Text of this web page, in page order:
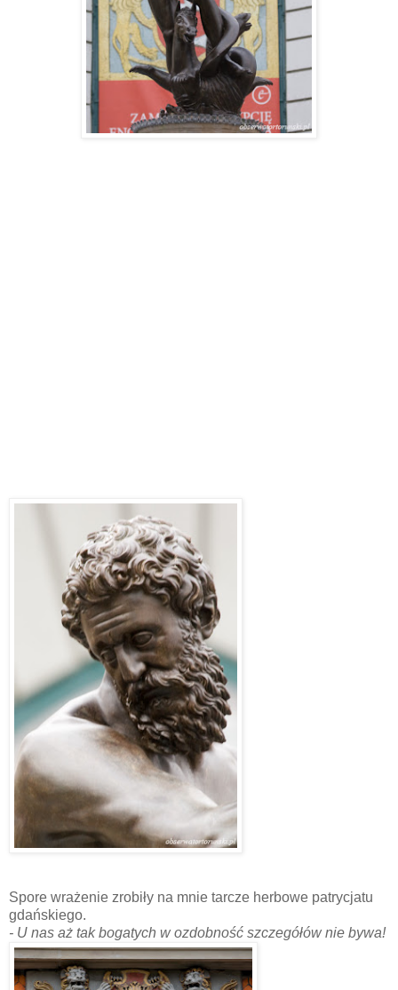
Spore wrażenie zrobiły na mnie tarcze herbowe patrycjatu
gdańskiego.
- U nas aż tak bogatych w ozdobność szczegółów nie bywa!